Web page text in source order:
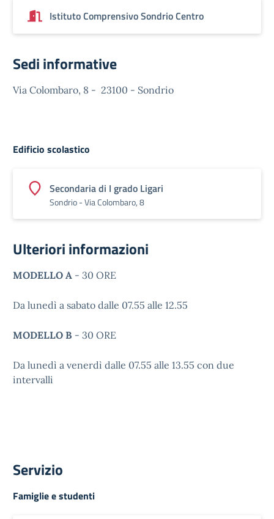
Istituto Comprensivo Sondrio Centro
Sedi informative
Via Colombaro, 8 - 23100 - Sondrio
Edificio scolastico
Secondaria di I grado Ligari
Sondrio - Via Colombaro, 8
Ulteriori informazioni
MODELLO A - 30 ORE
Da lunedì a sabato dalle 07.55 alle 12.55
MODELLO B - 30 ORE
Da lunedì a venerdì dalle 07.55 alle 13.55 con due
intervalli
Servizio
Famiglie e studenti